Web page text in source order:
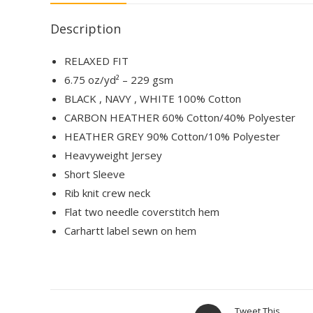
Description
RELAXED FIT
6.75 oz/yd² – 229 gsm
BLACK , NAVY , WHITE 100% Cotton
CARBON HEATHER 60% Cotton/40% Polyester
HEATHER GREY 90% Cotton/10% Polyester
Heavyweight Jersey
Short Sleeve
Rib knit crew neck
Flat two needle coverstitch hem
Carhartt label sewn on hem